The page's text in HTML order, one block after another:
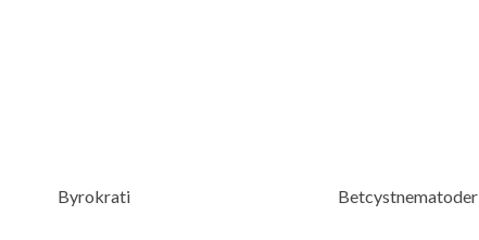
Byrokrati Betcystnematoder